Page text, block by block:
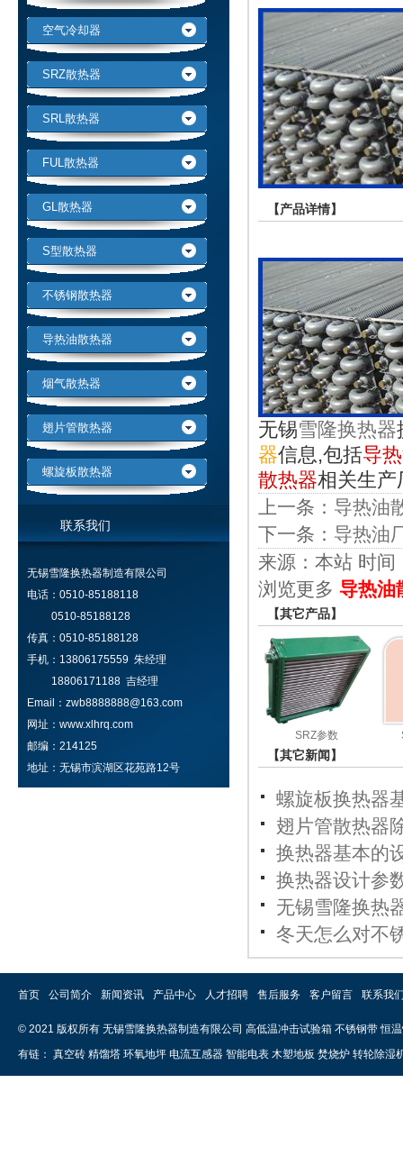
空气冷却器
SRZ散热器
SRL散热器
FUL散热器
GL散热器
S型散热器
不锈钢散热器
导热油散热器
烟气散热器
翅片管散热器
螺旋板散热器
联系我们
无锡雪隆换热器制造有限公司
电话：0510-85188118
0510-85188128
传真：0510-85188128
手机：13806175559 朱经理
18806171188 吉经理
Email：zwb8888888@163.com
网址：www.xlhrq.com
邮编：214125
地址：无锡市滨湖区花苑路12号
【产品详情】
无锡雪隆换热器
器信息,包括导
散热器相关生产
上一条： 导热油
下一条： 导热油
来源：本站 时
浏览更多 导热油
【其它产品】
SRZ参数
【其它新闻】
螺旋板换热器
翅片管散热器
换热器基本的
换热器设计参
无锡雪隆换热
冬天怎么对不
首页 公司简介 新闻资讯 产品中心 人才招聘 售后服务 客户留言 联系我
© 2021 版权所有 无锡雪隆换热器制造有限公司 高低温冲击试验箱 不锈钢带 恒
有链： 真空砖 精馏塔 环氧地坪 电流互感器 智能电表 木塑地板 焚烧炉 转轮除湿